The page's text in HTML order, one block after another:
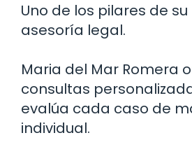
Uno de los pilares de
asesoría legal.
Maria del Mar Romera
consultas
evalúa cada caso de
individual.